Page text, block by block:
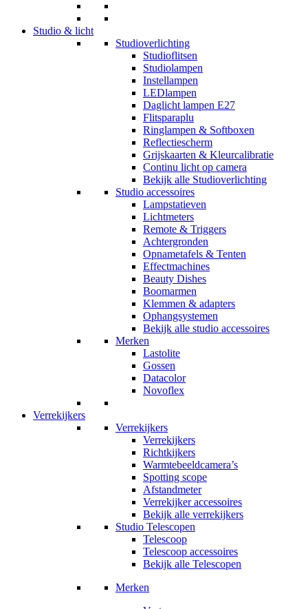
Studio & licht
Studioverlichting
Studioflitsen
Studiolampen
Instellampen
LEDlampen
Daglicht lampen E27
Flitsparaplu
Ringlampen & Softboxen
Reflectiescherm
Grijskaarten & Kleurcalibratie
Continu licht op camera
Bekijk alle Studioverlichting
Studio accessoires
Lampstatieven
Lichtmeters
Remote & Triggers
Achtergronden
Opnametafels & Tenten
Effectmachines
Beauty Dishes
Boomarmen
Klemmen & adapters
Ophangsystemen
Bekijk alle studio accessoires
Merken
Lastolite
Gossen
Datacolor
Novoflex
Verrekijkers
Verrekijkers
Verrekijkers
Richtkijkers
Warmtebeeldcamera’s
Spotting scope
Afstandmeter
Verrekijker accessoires
Bekijk alle verrekijkers
Studio Telescopen
Telescoop
Telescoop accessoires
Bekijk alle Telescopen
Merken